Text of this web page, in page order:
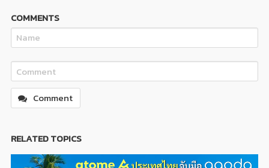
COMMENTS
Comment
RELATED TOPICS